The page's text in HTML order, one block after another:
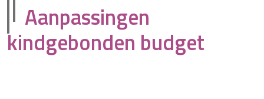
Aanpassingen
kindgebonden budget